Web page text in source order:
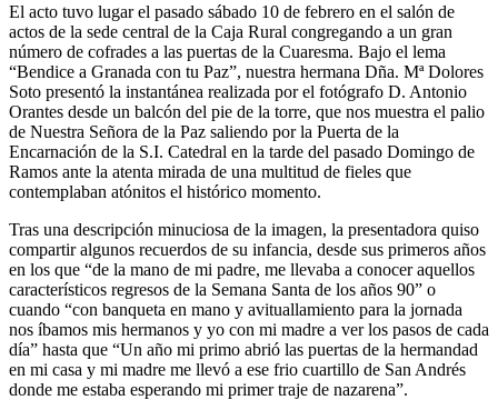
El acto tuvo lugar el pasado sábado 10 de febrero en el salón de
actos de la sede central de la Caja Rural congregando a un gran
número de cofrades a las puertas de la Cuaresma. Bajo el lema
“Bendice a Granada con tu Paz”, nuestra hermana Dña. Mª Dolores
Soto presentó la instantánea realizada por el fotógrafo D. Antonio
Orantes desde un balcón del pie de la torre, que nos muestra el palio
de Nuestra Señora de la Paz saliendo por la Puerta de la
Encarnación de la S.I. Catedral en la tarde del pasado Domingo de
Ramos ante la atenta mirada de una multitud de fieles que
contemplaban atónitos el histórico momento.
Tras una descripción minuciosa de la imagen, la presentadora quiso
compartir algunos recuerdos de su infancia, desde sus primeros años
en los que “de la mano de mi padre, me llevaba a conocer aquellos
característicos regresos de la Semana Santa de los años 90” o
cuando “con banqueta en mano y avituallamiento para la jornada
nos íbamos mis hermanos y yo con mi madre a ver los pasos de cada
día” hasta que “Un año mi primo abrió las puertas de la hermandad
en mi casa y mi madre me llevó a ese frio cuartillo de San Andrés
donde me estaba esperando mi primer traje de nazarena”.